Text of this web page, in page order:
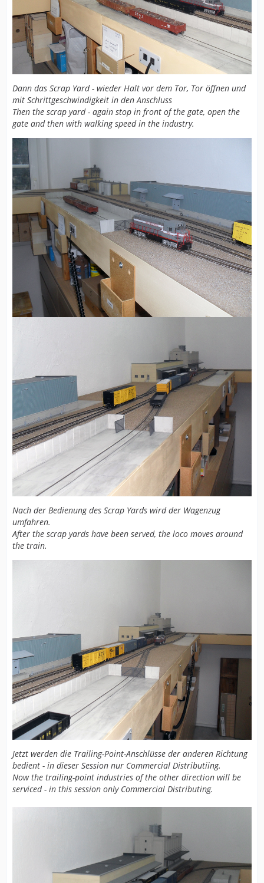
Dann das Scrap Yard - wieder Halt vor dem Tor, Tor öffnen und
mit Schrittgeschwindigkeit in den Anschluss
Then the scrap yard - again stop in front of the gate, open the
gate and then with walking speed in the industry.
Nach der Bedienung des Scrap Yards wird der Wagenzug
umfahren.
After the scrap yards have been served, the loco moves around
the train.
Jetzt werden die Trailing-Point-Anschlüsse der anderen Richtung
bedient - in dieser Session nur Commercial Distributiing.
Now the trailing-point industries of the other direction will be
serviced - in this session only Commercial Distributing.